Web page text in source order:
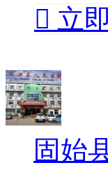
 立
固始